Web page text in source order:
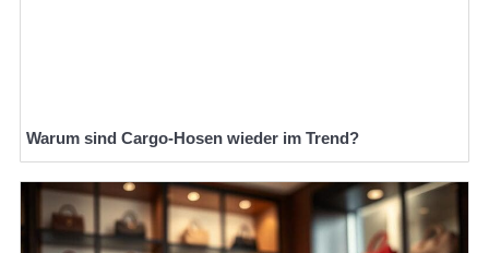
Warum sind Cargo-Hosen wieder im Trend?